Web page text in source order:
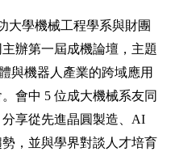
大學機械工程學系與財團
辦第一屆成機論壇，主題
與機器人產業的跨域應用
會中 5 位成大機械系友同
享從先進晶圓製造、AI
，並與學界對談人才培育